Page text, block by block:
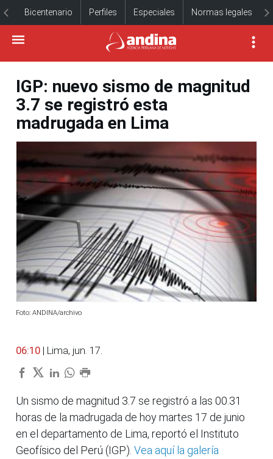
Bicentenario Perfiles Especiales Normas legales
IGP: nuevo sismo de magnitud
3.7 se registró esta
madrugada en Lima
Foto: ANDINA/archivo
06:10 | Lima, jun. 17.
Un sismo de magnitud 3.7 se registró a las 00.31
horas de la madrugada de hoy martes 17 de junio
en el departamento de Lima, reportó el Instituto
Geofísico del Perú (IGP). Vea aquí la galería